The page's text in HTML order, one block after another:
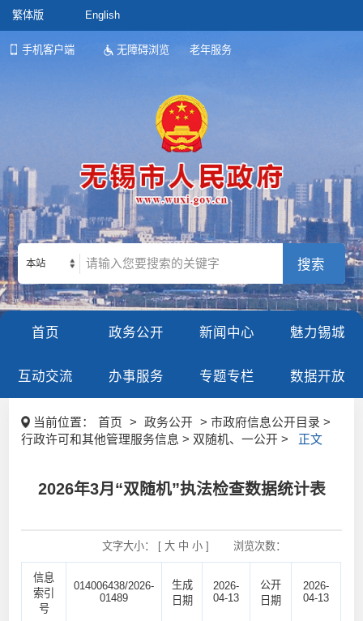
繁体版 English
手机客户端 无障碍浏览 老年服务
本站
首页 政务公开 新闻中心 魅力锡城
互动交流 办事服务 专题专栏 数据开放
当前位置： 首页 > 政务公开
> 市政府信息公开目录 >
行政许可和其他管理服务信息 > 双随机、一公开 >
正文
2026年3月“双随机”执法检查数据统计表
文字大小： [ 大 中 小] 浏览次数：
信息
索引
号
014006438/2026-
01489
生成
日期
2026-
04-13
公开
日期
2026-
04-13